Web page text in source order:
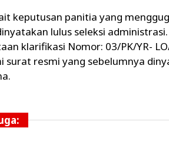
keputusan panitia yang
lulus seleksi
klarifikasi Nomor: 03/PK/YR-
surat resmi yang sebelumnya